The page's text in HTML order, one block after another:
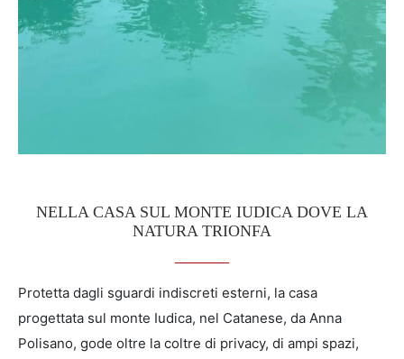
NELLA CASA SUL MONTE IUDICA DOVE LA
NATURA TRIONFA
Protetta dagli sguardi indiscreti esterni, la casa
progettata sul monte Iudica, nel Catanese, da Anna
Polisano, gode oltre la coltre di privacy, di ampi spazi,